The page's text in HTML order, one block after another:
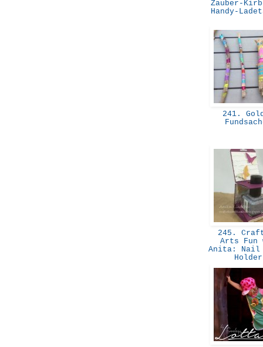
Zauber-
Handy-
241.
245.
Arts Fun
Anita: Nail